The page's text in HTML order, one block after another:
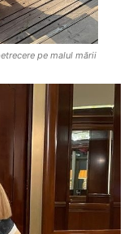
pe malul mării